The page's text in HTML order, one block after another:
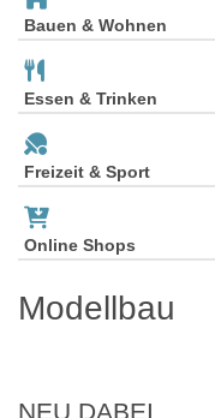
Bauen & Wohnen
Essen & Trinken
Freizeit & Sport
Online Shops
Modellbau
NEU DABEI